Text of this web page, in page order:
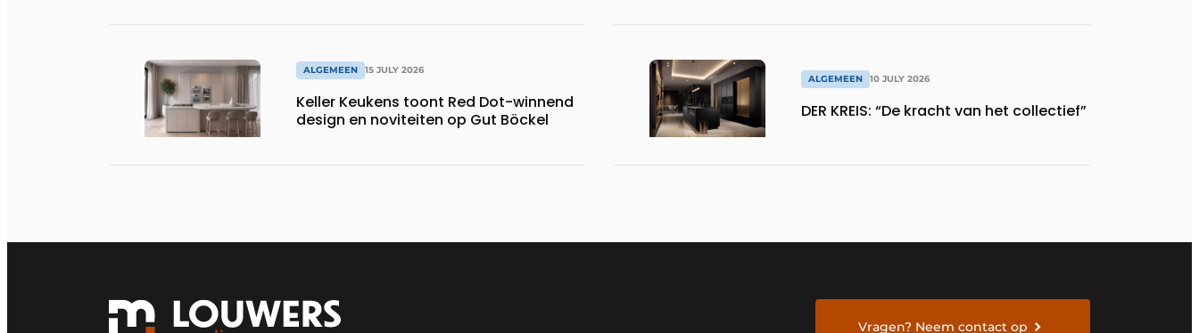
ALGEMEEN 15 JULY 2026
Keller Keukens toont Red Dot-winnend
design en noviteiten op Gut Böckel
ALGEMEEN 10 JULY 2026
DER KREIS: “De kracht van het collectief”
Vragen? Neem contact op